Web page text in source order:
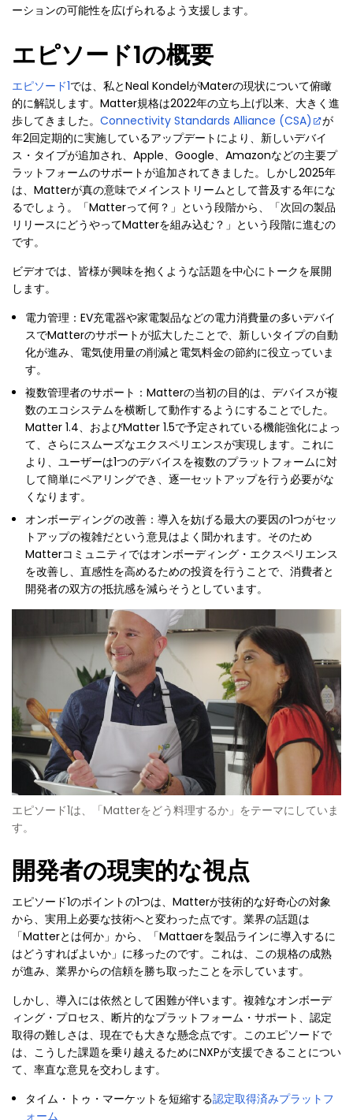
ーションの可能性を広げられるよう支援します。
エピソード1の概要
エピソード1では、私とNeal KondelがMaterの現状について俯瞰
的に解説します。Matter規格は2022年の立ち上げ以来、大きく進
歩してきました。 Connectivity Standards Alliance (CSA) が
年2回定期的に実施しているアップデートにより、新しいデバイ
ス・タイプが追加され、Apple、Google、Amazonなどの主要プ
ラットフォームのサポートが追加されてきました。しかし2025年
は、Matterが真の意味でメインストリームとして普及する年にな
るでしょう。「Matterって何？」という段階から、「次回の製品
リリースにどうやってMatterを組み込む？」という段階に進むの
です。
ビデオでは、皆様が興味を抱くような話題を中心にトークを展開
します。
電力管理：EV充電器や家電製品などの電力消費量の多いデバイ
スでMatterのサポートが拡大したことで、新しいタイプの自動
化が進み、電気使用量の削減と電気料金の節約に役立っていま
す。
複数管理者のサポート：Matterの当初の目的は、デバイスが複
数のエコシステムを横断して動作するようにすることでした。
Matter 1.4、およびMatter 1.5で予定されている機能強化によっ
て、さらにスムーズなエクスペリエンスが実現します。これに
より、ユーザーは1つのデバイスを複数のプラットフォームに対
して簡単にペアリングでき、逐一セットアップを行う必要がな
くなります。
オンボーディングの改善：導入を妨げる最大の要因の1つがセッ
トアップの複雑だという意見はよく聞かれます。そのため
Matterコミュニティではオンボーディング・エクスペリエンス
を改善し、直感性を高めるための投資を行うことで、消費者と
開発者の双方の抵抗感を減らそうとしています。
エピソード1は、「Matterをどう料理するか」をテーマにしていま
す。
開発者の現実的な視点
エピソード1のポイントの1つは、Matterが技術的な好奇心の対象
から、実用上必要な技術へと変わった点です。業界の話題は
「Matterとは何か」から、「Mattaerを製品ラインに導入するに
はどうすればよいか」に移ったのです。これは、この規格の成熟
が進み、業界からの信頼を勝ち取ったことを示しています。
しかし、導入には依然として困難が伴います。複雑なオンボーデ
ィング・プロセス、断片的なプラットフォーム・サポート、認定
取得の難しさは、現在でも大きな懸念点です。このエピソードで
は、こうした課題を乗り越えるためにNXPが支援できることについ
て、率直な意見を交わします。
タイム・トゥ・マーケットを短縮する認定取得済みプラットフ
ォーム